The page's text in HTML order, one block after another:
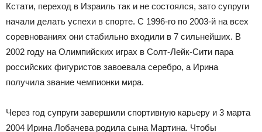
Кстати, переход в Израиль так и не состоялся, зато супруги
начали делать успехи в спорте. С 1996-го по 2003-й на всех
соревнованиях они стабильно входили в 7 сильнейших. В
2002 году на Олимпийских играх в Солт-Лейк-Сити пара
российских фигуристов завоевала серебро, а Ирина
получила звание чемпионки мира.
Через год супруги завершили спортивную карьеру и 3 марта
2004 Ирина Лобачева родила сына Мартина. Чтобы